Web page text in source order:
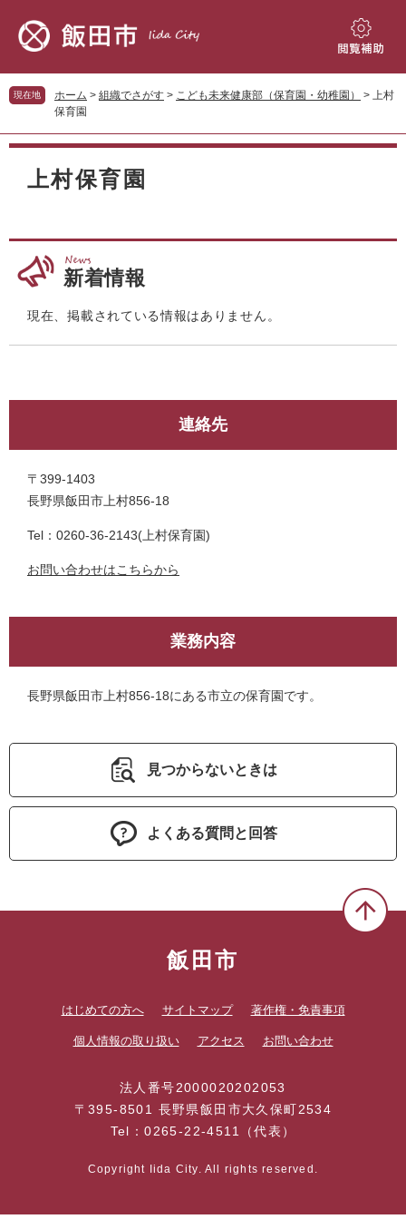
先
頭
す。
を
飛
し
閲
補
現在地 ホーム > 組織でさがす > こども未来健康部（保育園・幼稚園） > 上村
保育園
本
上村保育園
新着情報
現在、掲載されている情報はありません。
連絡先
〒399-1403
長野県飯田市上村856-18
Tel：0260-36-2143 上村保育園
お問い合わせはこちらから
業務内容
長野県飯田市上村856-18にある市立の保育園です。
見つからないときは
よくある質問と回答
飯田市
はじめての方へ サイトマップ 著作権・免責事項
個人情報の取り扱い アクセス お問い合わせ
法人番号2000020202053
〒395-8501 長野県飯田市大久保町2534
Tel：0265-22-4511（代表）
Copyright Iida City. All rights reserved.